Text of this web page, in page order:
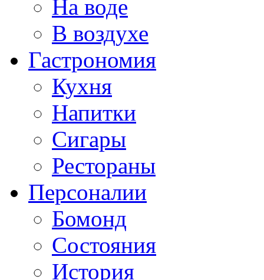
На воде
В воздухе
Гастрономия
Кухня
Напитки
Сигары
Рестораны
Персоналии
Бомонд
Состояния
История